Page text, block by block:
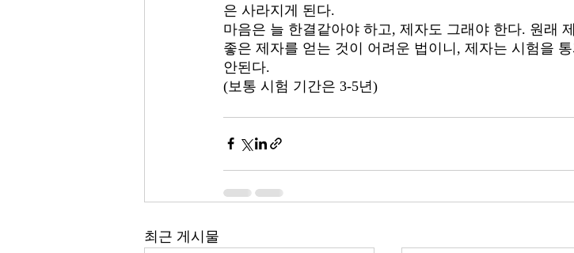
은 사라지게 된다.
마음은 늘 한결같아야 하고, 제자도 그래야 한다. 원래
좋은 제자를 얻는 것이 어려운 법이니, 제자는 시험을
안된다.
(보통 시험 기간은 3-5년)
최근 게시물